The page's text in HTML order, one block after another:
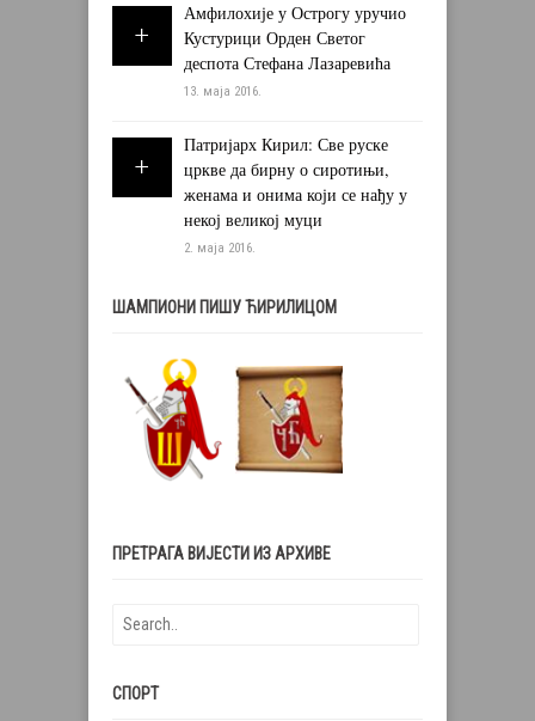
Амфилохије у Острогу уручио
Кустурици Орден Светог
деспота Стефана Лазаревића
13. маја 2016.
Патријарх Кирил: Све руске
цркве да бирну о сиротињи,
женама и онима који се нађу у
некој великој муци
2. маја 2016.
ШАМПИОНИ ПИШУ ЋИРИЛИЦОМ
ПРЕТРАГА ВИЈЕСТИ ИЗ АРХИВЕ
СПОРТ